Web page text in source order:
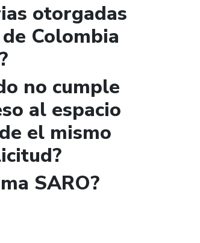
otorgadas
Colombia
no cumple
al espacio
el mismo
SARO?